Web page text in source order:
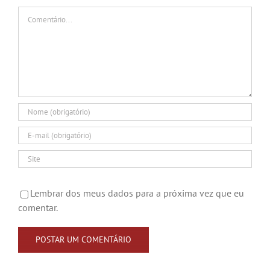
Comentário
Lembrar dos meus dados para a próxima vez que eu
comentar.